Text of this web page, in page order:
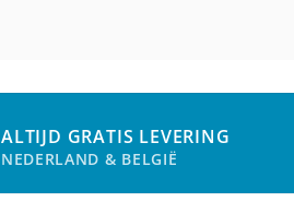
ALTIJD GRATIS LEVERING
NEDERLAND & BELGIË